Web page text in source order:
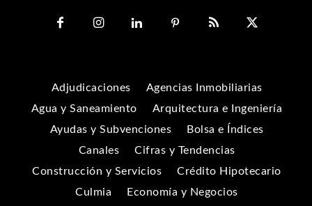
Adjudicaciones
Agencias Inmobiliarias
Agua y Saneamiento
Arquitectura e Ingeniería
Ayudas y Subvenciones
Bolsa e Índices
Canales
Cifras y Tendencias
Construcción y Servicios
Crédito Hipotecario
Culmia
Economía y Negocios